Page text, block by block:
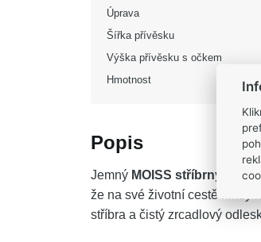
Úprava
Šířka přívěsku
Výška přívěsku s očkem
Hmotnost
Popis
Jemný MOISS stříbrný
že na své životní cestě nikdy
stříbra a čistý zrcadlový